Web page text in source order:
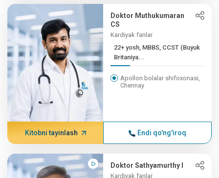
Doktor Muthukumaran
CS
Kardiyak fanlar
22+ yosh, MBBS, CCST (Buyuk
Britaniya...
Apollon bolalar shifoxonasi,
Chennay
Kitobni tayinlash Endi qo'ng'iroq
Doktor Sathyamurthy I
Kardiyak fanlar